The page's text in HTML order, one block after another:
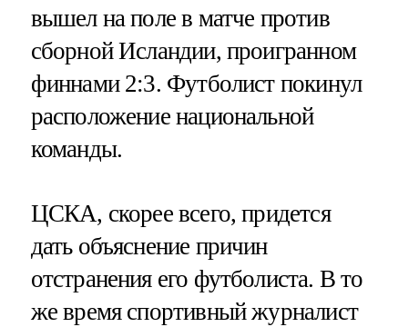
вышел на поле в матче против
сборной Исландии, проигранном
финнами 2:3. Футболист покинул
расположение национальной
команды.
ЦСКА, скорее всего, придется
дать объяснение причин
отстранения его футболиста. В то
же время спортивный журналист